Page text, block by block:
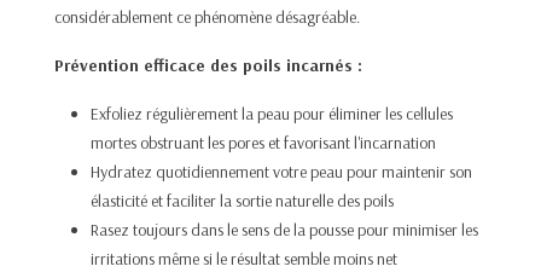
considérablement ce phénomène désagréable.​
Prévention efficace des poils incarnés :
Exfoliez régulièrement la peau pour éliminer les cellules
mortes obstruant les pores et favorisant l'incarnation​
Hydratez quotidiennement votre peau pour maintenir son
élasticité et faciliter la sortie naturelle des poils​
Rasez toujours dans le sens de la pousse pour minimiser les
irritations même si le résultat semble moins net​